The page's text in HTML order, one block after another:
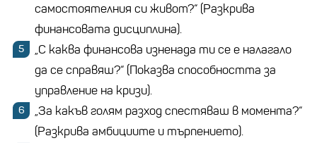
самостоятелния си живот?“ (Разкрива
финансовата дисциплина).
„С каква финансова изненада ти се е налагало
да се справяш?“ (Показва способността за
управление на кризи).
„За какъв голям разход спестяваш в момента?“
(Разкрива амбициите и търпението).